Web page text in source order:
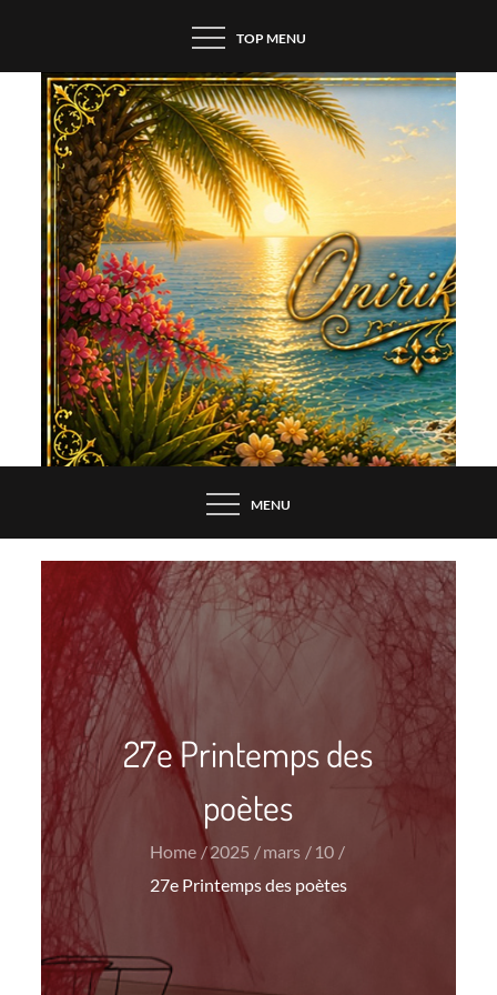
content
TOP MENU
MENU
27e Printemps des
poètes
Home 2025 mars
10
27e Printemps des poètes